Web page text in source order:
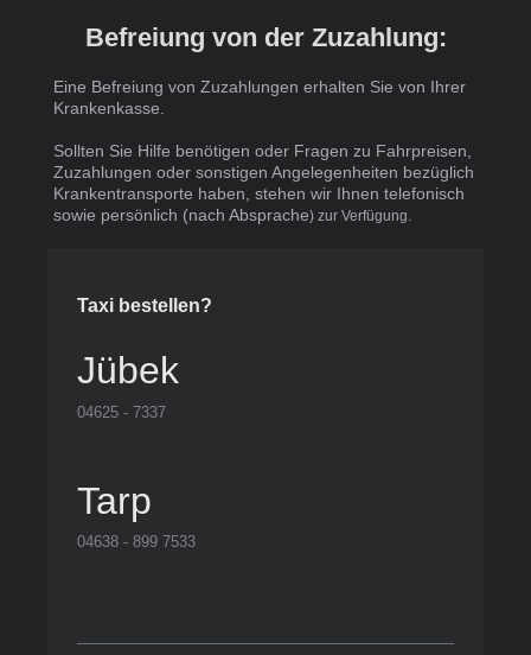
Befreiung von der Zuzahlung:
Eine Befreiung von Zuzahlungen erhalten Sie von Ihrer
Krankenkasse.
Sollten Sie Hilfe benötigen oder Fragen zu Fahrpreisen,
Zuzahlungen oder sonstigen Angelegenheiten bezüglich
Krankentransporte haben, stehen wir Ihnen telefonisch
sowie persönlich (nach Absprache) zur Verfügung.
Taxi bestellen?
Jübek
04625 - 7337
Tarp
04638 - 899 7533